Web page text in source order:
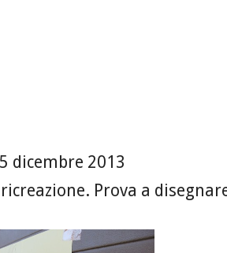
dicembre 2013
Prova a